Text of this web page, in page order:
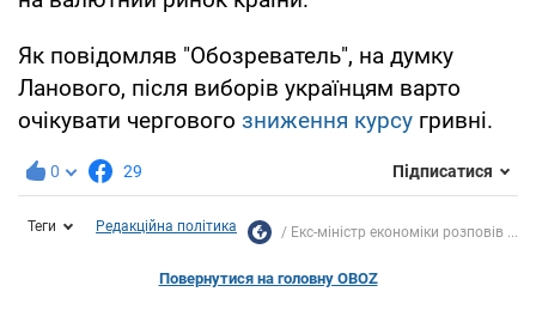
Як повідомляв "Обозреватель", на думку
Ланового, після виборів українцям варто
очікувати чергового зниження курсу гривні.
0 29 Підписатися
Теги Редакційна політика Екс-міністр економіки розповів ...
Повернутися на головну OBOZ